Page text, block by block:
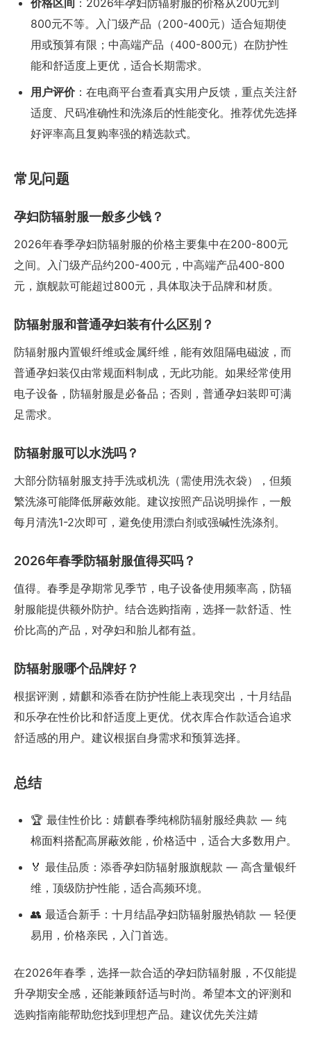
价格区间 ：2026年孕妇防辐射服的价格从200元到
800元不等。入门级产品（200-400元）适合短期使
用或预算有限；中高端产品（400-800元）在防护性
能和舒适度上更优，适合长期需求。
用户评价：在电商平台查看真实用户反馈，重点关注舒
适度、尺码准确性和洗涤后的性能变化。推荐优先选择
好评率高且复购率强的精选款式。
常见问题
孕妇防辐射服一般多少钱？
2026年春季孕妇防辐射服的价格主要集中在200-800元
之间。入门级产品约200-400元，中高端产品400-800
元，旗舰款可能超过800元，具体取决于品牌和材质。
防辐射服和普通孕妇装有什么区别？
防辐射服内置银纤维或金属纤维，能有效阻隔电磁波，而
普通孕妇装仅由常规面料制成，无此功能。如果经常使用
电子设备，防辐射服是必备品；否则，普通孕妇装即可满
足需求。
防辐射服可以水洗吗？
大部分防辐射服支持手洗或机洗（需使用洗衣袋），但频
繁洗涤可能降低屏蔽效能。建议按照产品说明操作，一般
每月清洗1-2次即可，避免使用漂白剂或强碱性洗涤剂。
2026年春季防辐射服值得买吗？
值得。春季是孕期常见季节，电子设备使用频率高，防辐
射服能提供额外防护。结合选购指南，选择一款舒适、性
价比高的产品，对孕妇和胎儿都有益。
防辐射服哪个品牌好？
根据评测，婧麒和添香在防护性能上表现突出，十月结晶
和乐孕在性价比和舒适度上更优。优衣库合作款适合追求
舒适感的用户。建议根据自身需求和预算选择。
总结
🏆 最佳性价比：婧麒春季纯棉防辐射服经典款 — 纯
棉面料搭配高屏蔽效能，价格适中，适合大多数用户。
🏅 最佳品质：添香孕妇防辐射服旗舰款 — 高含量银纤
维，顶级防护性能，适合高频环境。
👥 最适合新手：十月结晶孕妇防辐射服热销款 — 轻便
易用，价格亲民，入门首选。
在2026年春季，选择一款合适的孕妇防辐射服，不仅能提
升孕期安全感，还能兼顾舒适与时尚。希望本文的评测和
选购指南能帮助您找到理想产品。建议优先关注婧